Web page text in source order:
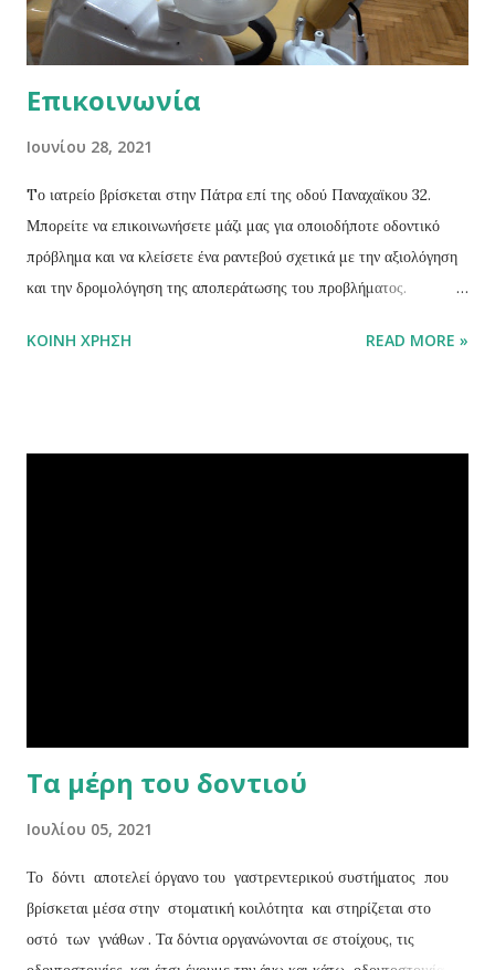
Επικοινωνία
Ιουνίου 28, 2021
Tο ιατρείο βρίσκεται στην Πάτρα επί της οδού Παναχαϊκου 32.
Μπορείτε να επικοινωνήσετε μάζι μας για οποιοδήποτε οδοντικό
πρόβλημα και να κλείσετε ένα ραντεβού σχετικά με την αξιολόγηση
και την δρομολόγηση της αποπεράτωσης του προβλήματος.
toothmedicalgr@gmail.com
ΚΟΙΝΉ ΧΡΉΣΗ READ MORE »
Τα μέρη του δοντιού
Ιουλίου 05, 2021
Το δόντι αποτελεί όργανο του γαστρεντερικού συστήματος που
βρίσκεται μέσα στην στοματική κοιλότητα και στηρίζεται στο
οστό των γνάθων . Τα δόντια οργανώνονται σε στοίχους, τις